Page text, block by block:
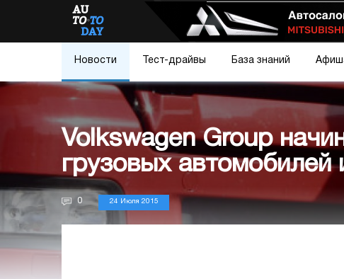
Новости Тест-драйвы База знаний
Volkswagen Group
грузовых автомобилей
0 24 Июля 2015